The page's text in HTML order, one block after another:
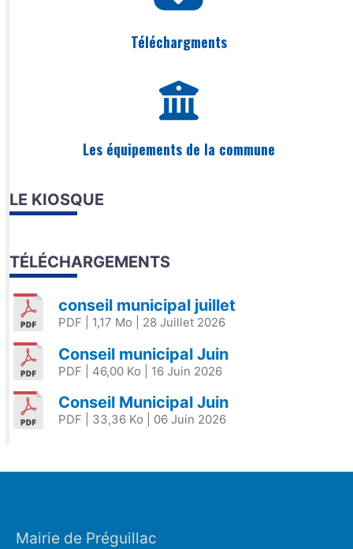
Téléchargments
Les équipements de la commune
LE KIOSQUE
TÉLÉCHARGEMENTS
conseil municipal juillet
PDF | 1,17 Mo | 28 Juillet 2026
Conseil municipal Juin
PDF | 46,00 Ko | 16 Juin 2026
Conseil Municipal Juin
PDF | 33,36 Ko | 06 Juin 2026
Mairie de Préguillac